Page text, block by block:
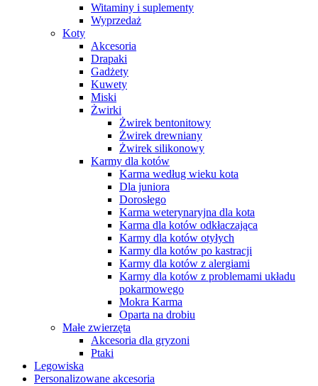
Witaminy i suplementy
Wyprzedaż
Koty
Akcesoria
Drapaki
Gadżety
Kuwety
Miski
Żwirki
Żwirek bentonitowy
Żwirek drewniany
Żwirek silikonowy
Karmy dla kotów
Karma według wieku kota
Dla juniora
Dorosłego
Karma weterynaryjna dla kota
Karma dla kotów odkłaczająca
Karmy dla kotów otyłych
Karmy dla kotów po kastracji
Karmy dla kotów z alergiami
Karmy dla kotów z problemami układu
pokarmowego
Mokra Karma
Oparta na drobiu
Małe zwierzęta
Akcesoria dla gryzoni
Ptaki
Legowiska
Personalizowane akcesoria